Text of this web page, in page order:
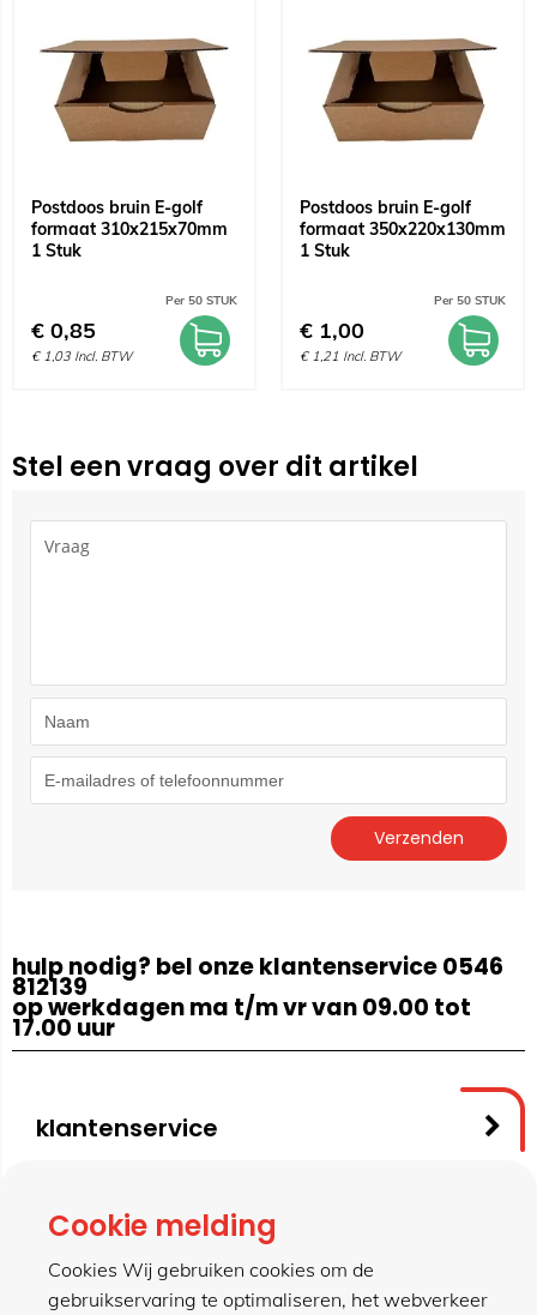
Postdoos bruin E-golf
formaat 310x215x70mm
1 Stuk
Per 50 STUK
€ 0,85
€ 1,03 Incl. BTW
Postdoos bruin E-golf
formaat 350x220x130mm
1 Stuk
Per 50 STUK
€ 1,00
€ 1,21 Incl. BTW
Stel een vraag over dit artikel
hulp nodig? bel onze klantenservice 0546
812139
op werkdagen ma t/m vr van 09.00 tot
17.00 uur
klantenservice
contact
Cookie melding
Cookies Wij gebruiken cookies om de
gebruikservaring te optimaliseren, het webverkeer